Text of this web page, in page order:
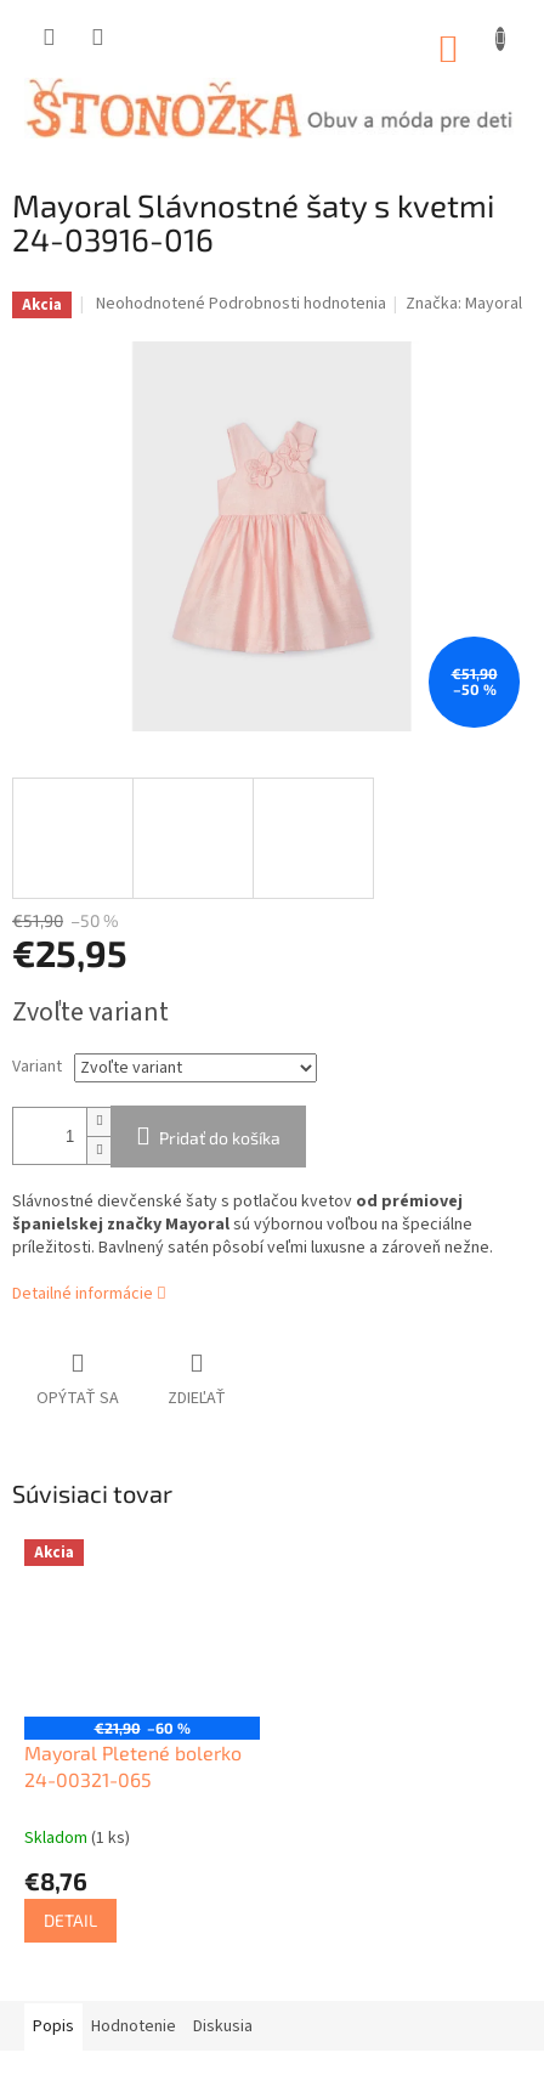
Mayoral Slávnostné šaty s kvetmi
24-03916-016
Akcia
Priemerné
Neohodnotené Podrobnosti hodnotenia Značka:Mayoral
€51,90
–50 %
€51,90 –50 %
€25,95
cena:
Zvoľte variant
Variant
Pridať do košíka
Slávnostné dievčenské šaty s potlačou kvetov od prémiovej
španielskej značky Mayoralsú výbornou voľbou na špeciálne
príležitosti. Bavlnený satén pôsobí veľmi luxusne a zároveň nežne.
Detailné informácie
OPÝTAŤ SA ZDIEĽAŤ
Súvisiaci tovar
Akcia
€21,90 –60 %
Mayoral Pletené bolerko
24-00321-065
Skladom (1 ks)
€8,76
DETAIL
Popis Hodnotenie Diskusia